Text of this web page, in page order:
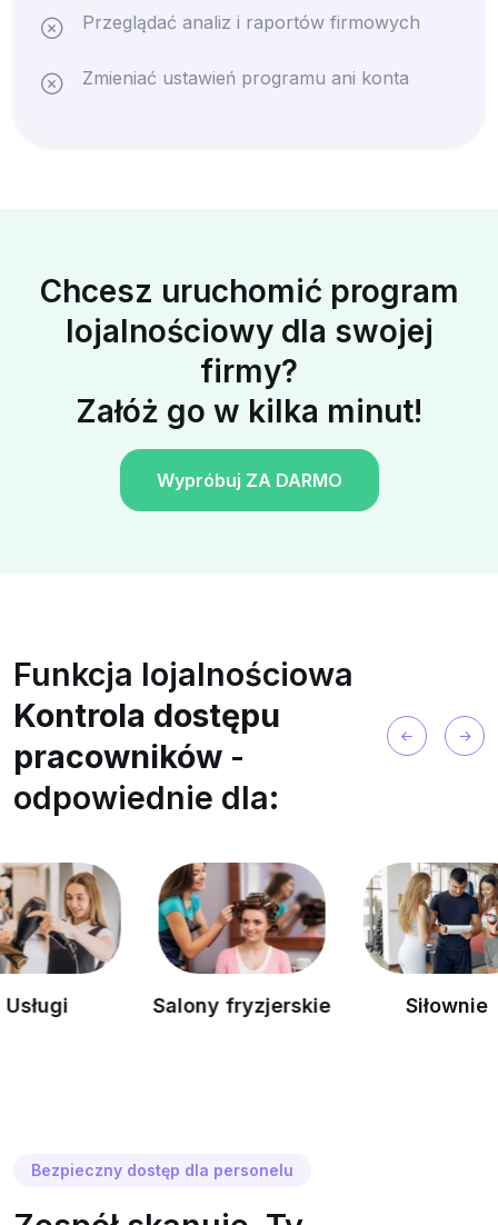
Przeglądać analiz i raportów firmowych
Zmieniać ustawień programu ani konta
Chcesz uruchomić program
lojalnościowy dla swojej
firmy?
Załóż go w kilka minut!
Wypróbuj ZA DARMO
Funkcja lojalnościowa
Kontrola dostępu
pracowników -
odpowiednie dla:
Salony fryzjerskie Siłownie
Bezpieczny dostęp dla personelu